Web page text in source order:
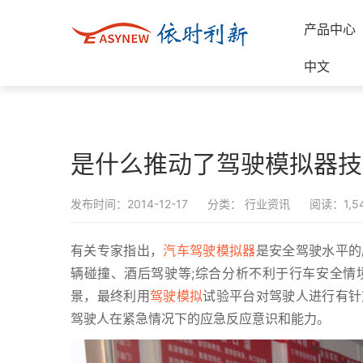
产品中心
中文
是什么推动了驾驶模拟器
发布时间：2014-12-17 分类： 行业资讯 阅读：
有关专家指出，汽车驾驶模拟器是安全驾驶水平
辆碰撞、酒后驾驶等;综合分析不利于行车安全
景，最终利用 驾驶模拟试验平台对驾驶人进行有
驾驶人在紧急情况下的应急反应意识和能力。